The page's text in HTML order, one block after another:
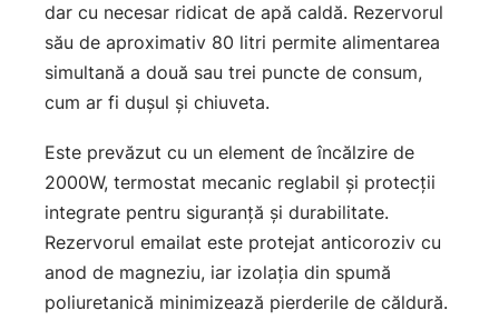
dar cu necesar ridicat de apă caldă. Rezervorul
său de aproximativ 80 litri permite alimentarea
simultană a două sau trei puncte de consum,
cum ar fi dușul și chiuveta.
Este prevăzut cu un element de încălzire de
2000W, termostat mecanic reglabil și protecții
integrate pentru siguranță și durabilitate.
Rezervorul emailat este protejat anticoroziv cu
anod de magneziu, iar izolația din spumă
poliuretanică minimizează pierderile de căldură.